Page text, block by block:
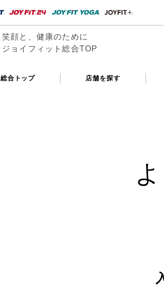
笑顔と、健康のために
ジョイフィット総合TOP
総合トップ 店舗を探す